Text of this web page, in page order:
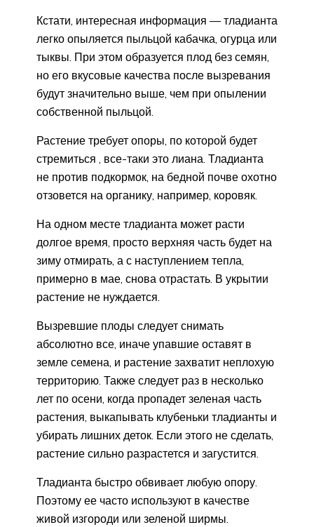
Кстати, интересная информация — тладианта
легко опыляется пыльцой кабачка, огурца или
тыквы. При этом образуется плод без семян,
но его вкусовые качества после вызревания
будут значительно выше, чем при опылении
собственной пыльцой.
Растение требует опоры, по которой будет
стремиться , все-таки это лиана. Тладианта
не против подкормок, на бедной почве охотно
отзовется на органику, например, коровяк.
На одном месте тладианта может расти
долгое время, просто верхняя часть будет на
зиму отмирать, а с наступлением тепла,
примерно в мае, снова отрастать. В укрытии
растение не нуждается.
Вызревшие плоды следует снимать
абсолютно все, иначе упавшие оставят в
земле семена, и растение захватит неплохую
территорию. Также следует раз в несколько
лет по осени, когда пропадет зеленая часть
растения, выкапывать клубеньки тладианты и
убирать лишних деток. Если этого не сделать,
растение сильно разрастется и загустится.
Тладианта быстро обвивает любую опору.
Поэтому ее часто используют в качестве
живой изгороди или зеленой ширмы.